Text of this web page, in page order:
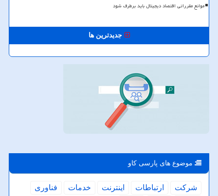
موانع مقرراتی اقتصاد دیجیتال باید برطرف شود
جدیدترین ها
موضوع های پارسی كاو
شركت ارتباطات اینترنت خدمات فناوری